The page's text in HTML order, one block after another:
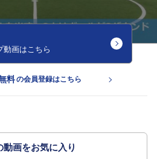
動画はこちら
料の会員登録はこちら
動画をお気に入り